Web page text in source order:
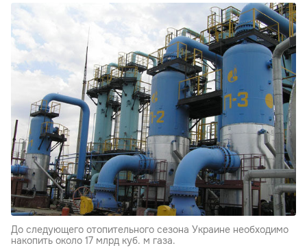
До следующего отопительного сезона Украине необходимо
накопить около 17 млрд куб. м газа.